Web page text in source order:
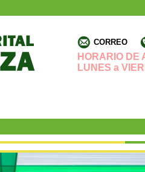
CORREO
HORARIO DE
LUNES a
2:00